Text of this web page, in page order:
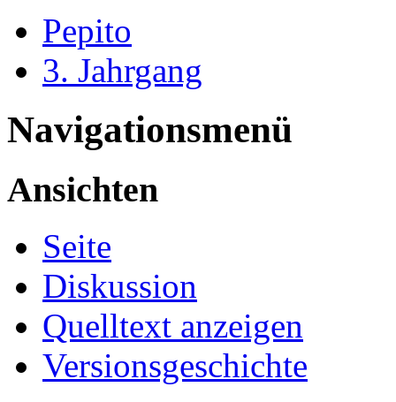
Pepito
3. Jahrgang
Navigationsmenü
Ansichten
Seite
Diskussion
Quelltext anzeigen
Versionsgeschichte